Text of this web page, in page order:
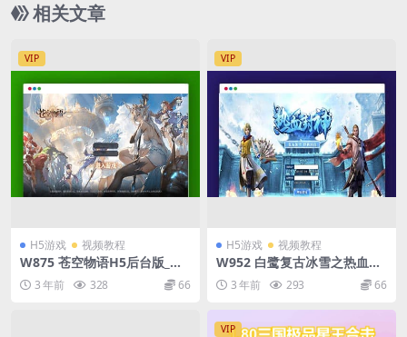
相关文章
VIP
H5游戏 视频教程
W875 苍空物语H5后台版_三
网二次元卡牌苍空物语H5后台
版_VM一键端+Linux学习手工
端_语音视频教程
3 年前 328 66
VIP
H5游戏 视频教程
W952 白鹭复古冰雪之热血封
神修复版_经典白鹭引擎三网H
5全网互通手游_Linux服务端
源码_视频架设教程_多功能G
M网页后台
3 年前 293 66
VIP